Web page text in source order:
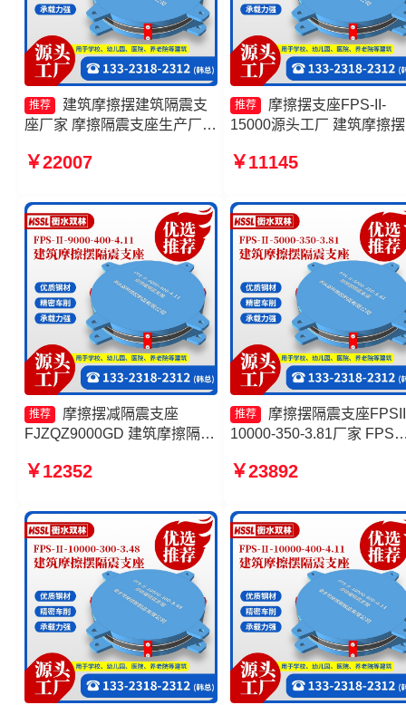
推荐
建筑摩擦摆建筑隔震支
座厂家 摩擦隔震支座生产厂家
400-4.11厂家 摩擦摆隔震支座
厂
￥22007
推荐
摩擦摆支座FPS-II-
15000源头工厂 建筑摩擦
支座FPSII-2000-300-3.48
家
￥11145
推荐
摩擦摆减隔震支座
FJZQZ9000GD 建筑摩擦隔震
15000源头工厂 建筑摩擦摆支
￥12352
推荐
摩擦摆隔震支座
10000-350-3.81厂家 FPS
隔震支座FPSII-4000-300-
￥23892